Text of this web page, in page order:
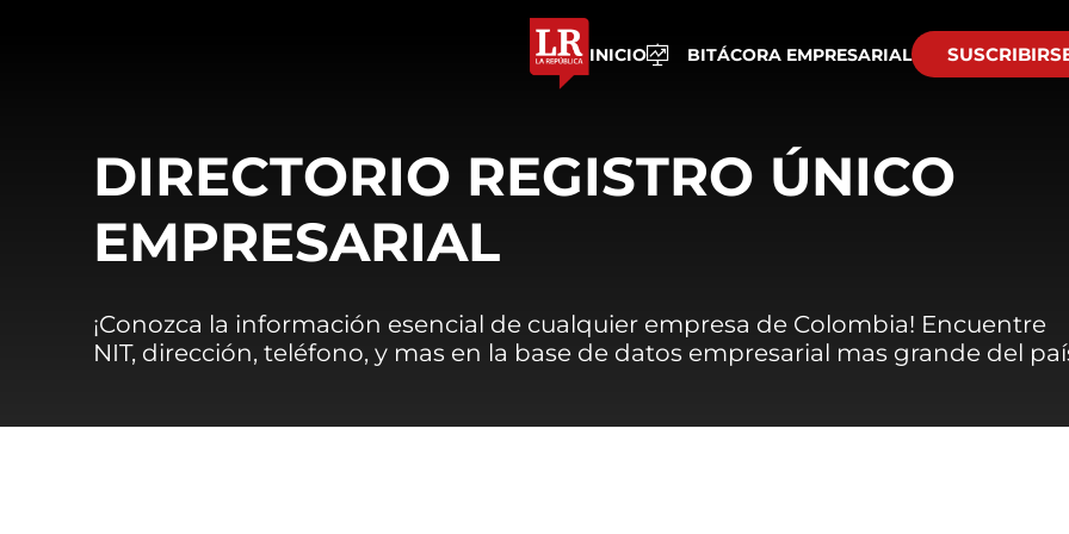
INICIO BITÁCORA EMPRESARIAL
DIRECTORIO REGISTRO ÚNICO
EMPRESARIAL
¡Conozca la información esencial de cualquier empresa de Colombia! Encuentre
NIT, dirección, teléfono, y mas en la base de datos empresarial mas grande del